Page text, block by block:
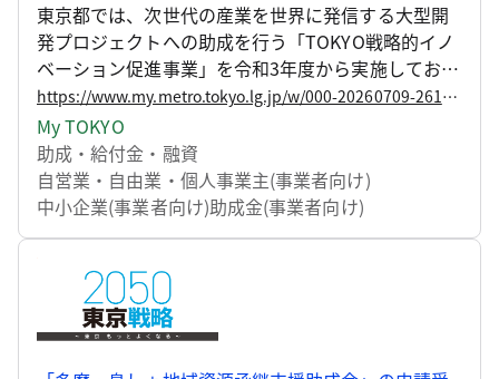
東京都では、次世代の産業を世界に発信する大型開
発プロジェクトへの助成を行う「TOKYO戦略的イノ
ベーション促進事業」を令和3年度から実施しており
ます。 具体的には、「2050東京戦略」等で掲げる目
指す東京の姿を実現するため、成長産業分野の都市
課題と技術・製品開発動向等を示した「イノベーシ
ョンマップ」を策定し、マップで示される開発支援
テーマに沿って都内中小企業が他企業や大学等と連
ーマを決定し、助成事業の申請エントリーの受付を
開始しますので、お知らせいたします。
https://www.my.metro.tokyo.lg.jp/w/000-20260709-261314684
My TOKYO
助成・給付金・融資
自営業・自由業・個人事業主(事業者向け)
中小企業(事業者向け)助成金(事業者向け)